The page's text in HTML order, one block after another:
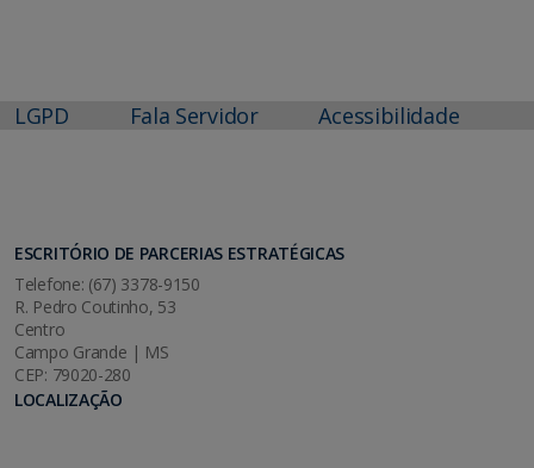
LGPD Fala Servidor Acessibilidade
ESCRITÓRIO DE PARCERIAS ESTRATÉGICAS
Telefone: (67) 3378-9150
R. Pedro Coutinho, 53
Centro
Campo Grande | MS
CEP: 79020-280
LOCALIZAÇÃO